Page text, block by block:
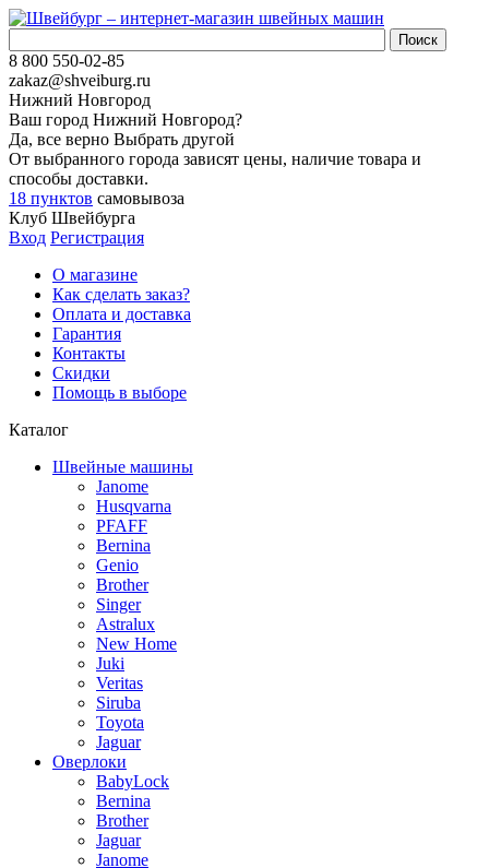
8 800 550-02-85
zakaz@shveiburg.ru
Нижний Новгород
Ваш город Нижний Новгород?
Да, все верно Выбрать другой
От выбранного города зависят цены, наличие товара и
способы доставки.
18 пунктов самовывоза
Клуб Швейбурга
Вход Регистрация
О магазине
Как сделать заказ?
Оплата и доставка
Гарантия
Контакты
Скидки
Помощь в выборе
Каталог
Швейные машины
Janome
Husqvarna
PFAFF
Bernina
Genio
Brother
Singer
Astralux
New Home
Juki
Veritas
Siruba
Toyota
Jaguar
Оверлоки
BabyLock
Bernina
Brother
Jaguar
Janome